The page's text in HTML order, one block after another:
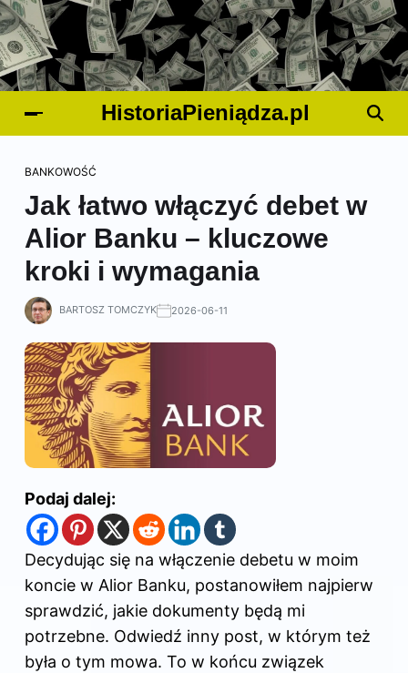
HistoriaPieniądza.pl
BANKOWOŚĆ
Jak łatwo włączyć debet w
Alior Banku – kluczowe
kroki i wymagania
BARTOSZ TOMCZYK 2026-06-11
Podaj dalej:
Decydując się na włączenie debetu w moim
koncie w Alior Banku, postanowiłem najpierw
sprawdzić, jakie dokumenty będą mi
potrzebne. Odwiedź inny post, w którym też
była o tym mowa. To w końcu związek